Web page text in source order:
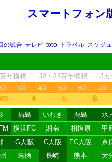
スマートフォン
の試合 テレビ toto トラベル スケジ
年構想 J2・J3百年構想 Jカ
3月 4月 5月 6月 7月
3 4 5 6
福島 いわき 鹿島 水
横浜FC 湘南 相模原 甲
G大阪 C大阪 FC大阪 奈
鳥栖 長崎 熊本 大